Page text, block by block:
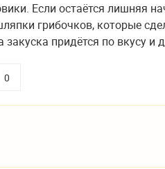
Если остаётся лишняя
грибочков, которые
придётся по вкусу и
0